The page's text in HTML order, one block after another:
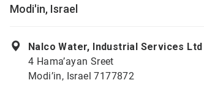
Modi'in, Israel
Nalco Water, Industrial Services Ltd
4 Hama’ayan Sreet
Modi’in, Israel 7177872